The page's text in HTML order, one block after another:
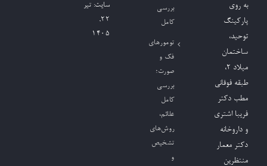
به روی
پارکینگ
توحید،
ساختمان
میلاد ٢،
طبقه فوقانی
مطب دکتر
فریبا اشتری
و داروخانه
دکتر معمار
منتظرین
بررسی
کامل
تومورهای
فک و
صورت؛
بررسی
کامل
علائم،
روش‌های
تشخیص
و
سایت: تیر
۲۲,
۱۴۰۵